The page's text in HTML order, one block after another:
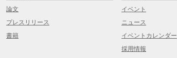
論文
プレスリリース
書籍
イベント
ニュース
イベントカレンダー
採用情報